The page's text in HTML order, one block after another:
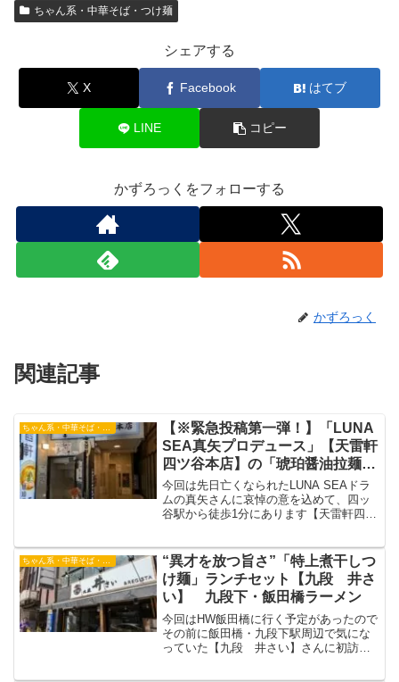
ちゃん系・中華そば・つけ麺
シェアする
X Facebook はてブ
LINE コピー
かずろっくをフォローする
かずろっく
関連記事
【※緊急投稿第一弾！】「LUNA
SEA真矢プロデュース」【天雷軒
四ツ谷本店】の「琥珀醤油拉麺全
部乗せ」 LUNA SEA真矢ラー
メン 四ッ谷駅ラーメン
今回は先日亡くなられたLUNA SEAドラ
ムの真矢さんに哀悼の意を込めて、四ッ
谷駅から徒歩1分にあります【天雷軒四ツ
拉麺」を食べてきて、真矢さんの生前の
風貌とビジュアルとは裏腹の優しい一杯
をいただくことができましたので気にな
る方がいらっしゃいましたら、ぜひ一度
食べに行ってみてください。
ちゃん系・中華そば・つけ麺
“異才を放つ旨さ”「特上煮干しつ
け麺」ランチセット【九段 井さ
い】 九段下・飯田橋ラーメン
今回はHW飯田橋に行く予定があったので
その前に飯田橋・九段下駅周辺で気にな
っていた【九段 井さい】さんに初訪問